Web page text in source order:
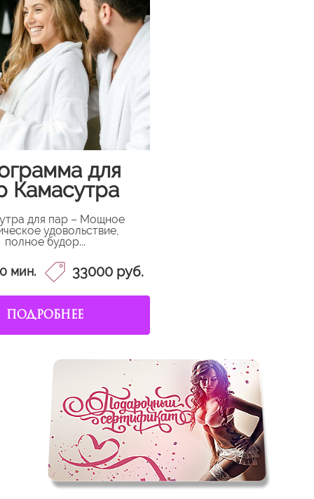
для
Камасутра
для пар – Мощное
удовольствие,
полное будор...
мин. 33000 руб.
ПОДРОБНЕЕ